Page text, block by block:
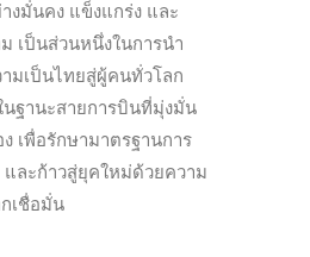
งมั่นคง แข็งแกร่ง และ
เป็นส่วนหนึ่งในการนำ
มเป็นไทยสู่ผู้คนทั่วโลก
นฐานะสายการบินที่มุ่งมั่น
เพื่อรักษามาตรฐานการ
ละก้าวสู่ยุคใหม่ด้วยความ
เชื่อมั่น